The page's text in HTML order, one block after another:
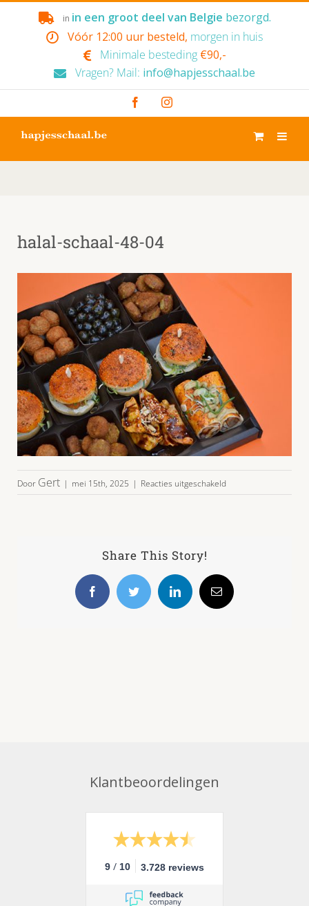
in in een groot deel van Belgie bezorgd.
Vóór 12:00 uur besteld, morgen in huis
Minimale besteding €90,-
Vragen? Mail: info@hapjesschaal.be
FacebookInstagram
halal-schaal-48-04
Door Gert | mei 15th, 2025 | Reacties uitgeschakeld
halal-
Share This Story!
FacebookTwitter LinkedInE-
mail
Klantbeoordelingen
9 / 10 3.728 reviews